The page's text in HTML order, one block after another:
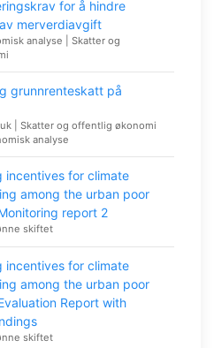
for å hindre
merverdiavgift
analyse | Skatter og
grunnrenteskatt på
| Skatter og offentlig økonomi
analyse
incentives for climate
among the urban poor
report 2
skiftet
incentives for climate
among the urban poor
Report with
skiftet